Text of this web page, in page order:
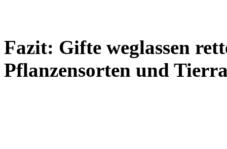
Fazit: Gifte weglassen
Pflanzensorten und